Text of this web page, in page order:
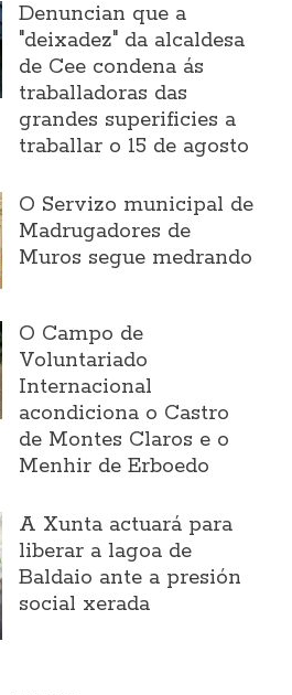
Denuncian que a
"deixadez" da alcaldesa
de Cee condena ás
traballadoras das
grandes superificies a
traballar o 15 de agosto
O Servizo municipal de
Madrugadores de
Muros segue medrando
O Campo de
Voluntariado
Internacional
acondiciona o Castro
de Montes Claros e o
Menhir de Erboedo
A Xunta actuará para
liberar a lagoa de
Baldaio ante a presión
social xerada